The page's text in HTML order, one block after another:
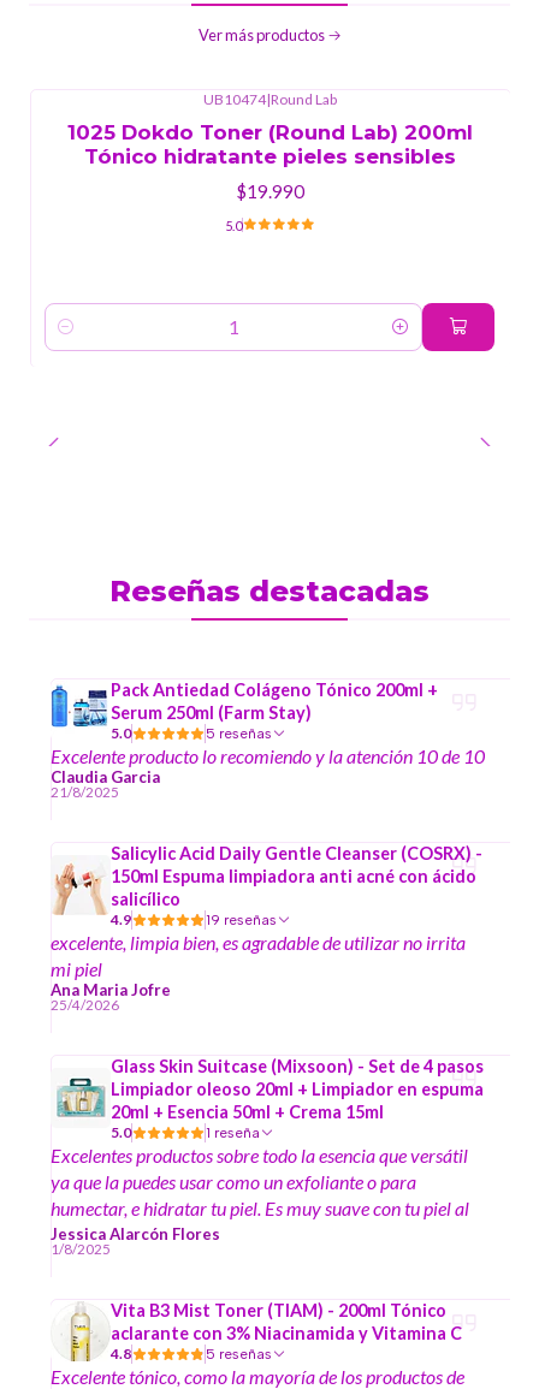
Ver más productos
UB10474|Round Lab
1025 Dokdo Toner (Round Lab) 200ml
Tónico hidratante pieles sensibles
$19.990
5.0
Cantidad
Reseñas destacadas
Pack Antiedad Colágeno Tónico 200ml +
Serum 250ml (Farm Stay)
5.0 5 reseñas
Excelente producto lo recomiendo y la atención 10 de 10
Claudia Garcia
21/8/2025
Salicylic Acid Daily Gentle Cleanser (COSRX) -
150ml Espuma limpiadora anti acné con ácido
salicílico
4.9 19 reseñas
excelente, limpia bien, es agradable de utilizar no irrita
mi piel
Ana Maria Jofre
25/4/2026
Glass Skin Suitcase (Mixsoon) - Set de 4 pasos
Limpiador oleoso 20ml + Limpiador en espuma
20ml + Esencia 50ml + Crema 15ml
5.0 1 reseña
Excelentes productos sobre todo la esencia que versátil
ya que la puedes usar como un exfoliante o para
humectar, e hidratar tu piel. Es muy suave con tu piel al
momento de hacer la limpieza profunda, no es necesario
restregar fuerte para que saque esos barritas e impurezas
y dejarte la piel suave y con un glowo.
Jessica Alarcón Flores
1/8/2025
Vita B3 Mist Toner (TIAM) - 200ml Tónico
aclarante con 3% Niacinamida y Vitamina C
4.8 5 reseñas
Excelente tónico, como la mayoría de los productos de